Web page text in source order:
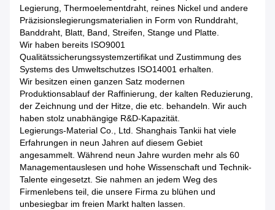
Legierung, Thermoelementdraht, reines Nickel und andere
Präzisionslegierungsmaterialien in Form von Runddraht,
Banddraht, Blatt, Band, Streifen, Stange und Platte.
Wir haben bereits ISO9001
Qualitätssicherungssystemzertifikat und Zustimmung des
Systems des Umweltschutzes ISO14001 erhalten.
Wir besitzen einen ganzen Satz modernen
Produktionsablauf der Raffinierung, der kalten Reduzierung,
der Zeichnung und der Hitze, die etc. behandeln. Wir auch
haben stolz unabhängige R&D-Kapazität.
Legierungs-Material Co., Ltd. Shanghais Tankii hat viele
Erfahrungen in neun Jahren auf diesem Gebiet
angesammelt. Während neun Jahre wurden mehr als 60
Managementauslesen und hohe Wissenschaft und Technik-
Talente eingesetzt. Sie nahmen an jedem Weg des
Firmenlebens teil, die unsere Firma zu blühen und
unbesiegbar im freien Markt halten lassen.